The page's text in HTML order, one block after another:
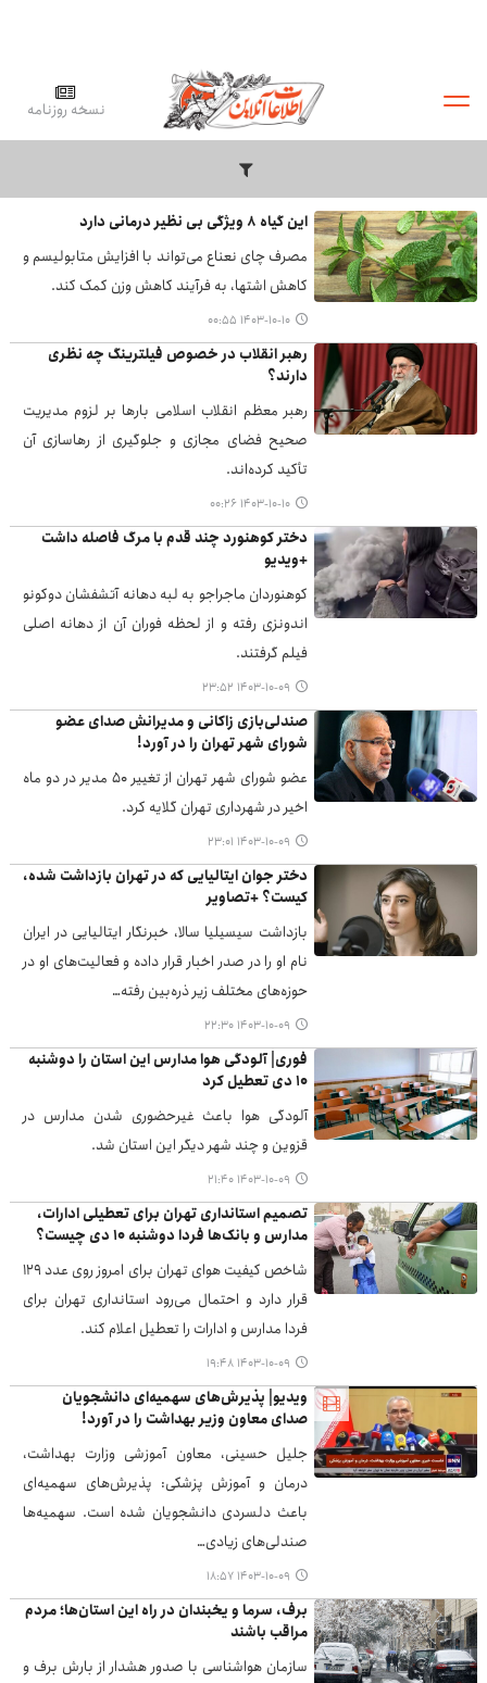
نسخه روزنامه
این گیاه ۸ ویژگی بی نظیر درمانی دارد
مصرف چای نعناع می‌تواند با افزایش متابولیسم و
کاهش اشتها، به فرآیند کاهش وزن کمک کند.
۱۴۰۳-۱۰-۱۰ ۰۰:۵۵
رهبر انقلاب در خصوص فیلترینگ چه نظری
دارند؟
رهبر معظم انقلاب اسلامی بارها بر لزوم مدیریت
صحیح فضای مجازی و جلوگیری از رهاسازی آن
تأکید کرده‌اند.
۱۴۰۳-۱۰-۱۰ ۰۰:۲۶
دختر کوهنورد چند قدم با مرگ فاصله داشت
+ویدیو
کوهنوردان ماجراجو به لبه دهانه آتشفشان دوکونو
اندونزی رفته و از لحظه فوران آن از دهانه اصلی
فیلم گرفتند.
۱۴۰۳-۱۰-۰۹ ۲۳:۵۲
صندلی‌بازی زاکانی و مدیرانش صدای عضو
شورای شهر تهران را در آورد!
عضو شورای شهر تهران از تغییر ۵۰ مدیر در دو ماه
اخیر در شهرداری تهران گلایه کرد.
۱۴۰۳-۱۰-۰۹ ۲۳:۰۱
دختر جوان ایتالیایی که در تهران بازداشت شده،
کیست؟ +تصاویر
بازداشت سیسیلیا سالا، خبرنگار ایتالیایی در ایران
نام او را در صدر اخبار قرار داده و فعالیت‌های او در
حوزه‌های مختلف زیر ذره‌بین رفته…
۱۴۰۳-۱۰-۰۹ ۲۲:۳۰
فوری| آلودگی هوا مدارس این استان را دوشنبه
۱۰ دی تعطیل کرد
آلودگی هوا باعث غیرحضوری شدن مدارس در
قزوین و چند شهر دیگر این استان شد.
۱۴۰۳-۱۰-۰۹ ۲۱:۴۰
تصمیم استانداری تهران برای تعطیلی ادارات،
مدارس و بانک‌ها فردا دوشنبه ۱۰ دی چیست؟
شاخص کیفیت هوای تهران برای امروز روی عدد ۱۲۹
قرار دارد و احتمال می‌رود استانداری تهران برای
فردا مدارس و ادارات را تعطیل اعلام کند.
۱۴۰۳-۱۰-۰۹ ۱۹:۴۸
ویدیو| پذیرش‌های سهمیه‌ای دانشجویان
صدای معاون وزیر بهداشت را در آورد!
جلیل حسینی، معاون آموزشی وزارت بهداشت،
درمان و آموزش پزشکی: پذیرش‌های سهمیه‌ای
باعث دلسردی دانشجویان شده است. سهمیه‌ها
صندلی‌های زیادی…
۱۴۰۳-۱۰-۰۹ ۱۸:۵۷
برف، سرما و یخبندان در راه این استان‌ها؛ مردم
مراقب باشند
سازمان هواشناسی با صدور هشدار از بارش برف و